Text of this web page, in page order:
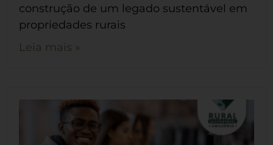
construção de um legado sustentável em
propriedades rurais
Leia mais »